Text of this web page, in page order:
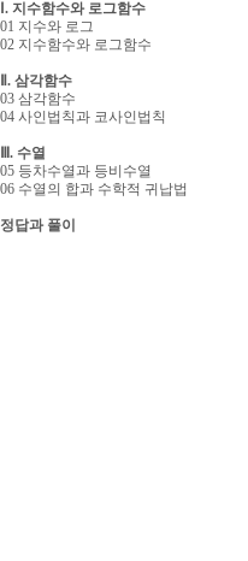
Ⅰ. 지수함수와 로그함수
01 지수와 로그
02 지수함수와 로그함수
Ⅱ. 삼각함수
03 삼각함수
04 사인법칙과 코사인법칙
Ⅲ. 수열
05 등차수열과 등비수열
06 수열의 합과 수학적 귀납법
정답과 풀이